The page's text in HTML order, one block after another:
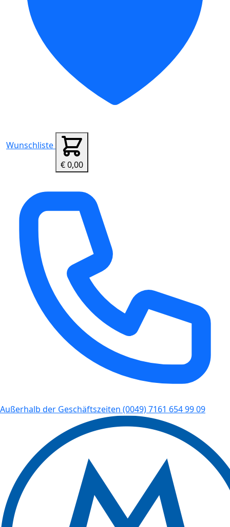
Wunschliste
€ 0,00
Außerhalb der Geschäftszeiten (0049) 7161 654 99 09